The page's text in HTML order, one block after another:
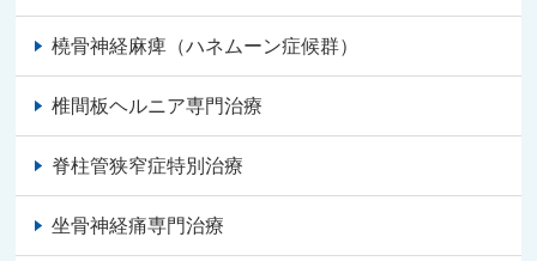
橈骨神経麻痺（ハネムーン症候群）
椎間板ヘルニア専門治療
脊柱管狭窄症特別治療
坐骨神経痛専門治療